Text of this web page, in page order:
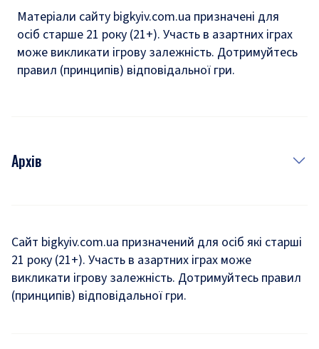
Матеріали сайту bigkyiv.com.ua призначені для
осіб старше 21 року (21+). Участь в азартних іграх
може викликати ігрову залежність. Дотримуйтесь
правил (принципів) відповідальної гри.
Архів
Комуналка
Хроніки війни
Сайт bigkyiv.com.ua призначений для осіб які старші
21 року (21+). Участь в азартних іграх може
викликати ігрову залежність. Дотримуйтесь правил
(принципів) відповідальної гри.